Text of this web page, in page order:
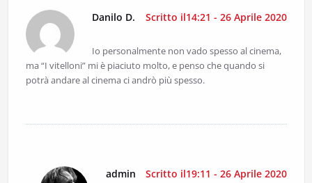
Danilo D. Scritto il14:21 - 26 Aprile 2020
Io personalmente non vado spesso al cinema,
ma “I vitelloni” mi è piaciuto molto, e penso che quando si
potrà andare al cinema ci andrò più spesso.
admin Scritto il19:11 - 26 Aprile 2020